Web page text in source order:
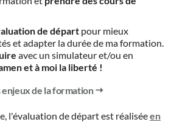
de départ pour mieux
et adapter la durée de ma formation.
avec un simulateur et/ou en
et à moi la liberté !
enjeux de la formation
l'évaluation de départ est réaliséeen